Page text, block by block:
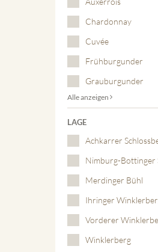
Chardonnay
Cuvée
Frühburgunder
Grauburgunder
Alle anzeigen
LAGE
Achkarrer
Nimburg-Bottinger
Merdinger Bühl
Ihringer
Vorderer
Winklerberg